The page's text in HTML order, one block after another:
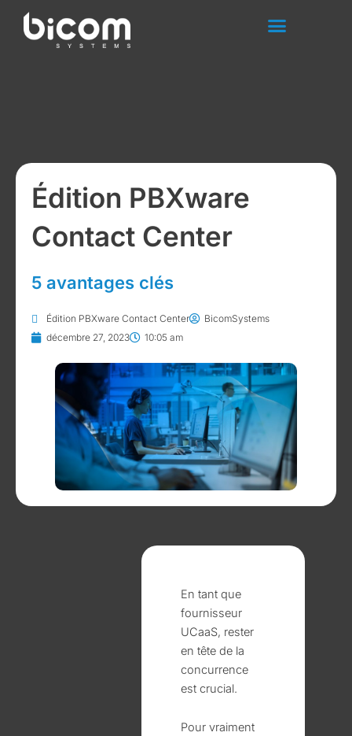
Édition PBXware
Contact Center
5 avantages clés
Édition PBXware Contact Center
BicomSystems
décembre 27, 2023
10:05 am
En tant que
fournisseur
UCaaS, rester
en tête de la
concurrence
est crucial.
Pour vraiment